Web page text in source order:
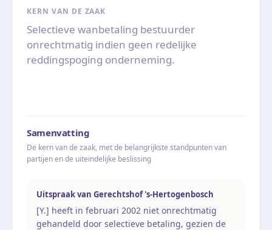
KERN VAN DE ZAAK
Selectieve wanbetaling bestuurder
onrechtmatig indien geen redelijke
reddingspoging onderneming.
Samenvatting
De kern van de zaak, met de belangrijkste standpunten van
partijen en de uiteindelijke beslissing
Uitspraak van Gerechtshof 's-Hertogenbosch
[Y.] heeft in februari 2002 niet onrechtmatig
gehandeld door selectieve betaling, gezien de